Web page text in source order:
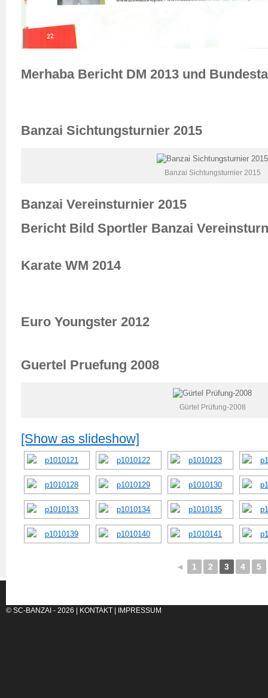
Merhaba Bericht DM 2013 und
Banzai Sichtungsturnier 2015
Banzai Sichtungsturnier 2015
Banzai Vereinsturnier 2015
Bericht Bild Sportler Banzai
Karate WM 2014
Euro Youngster 2012
Guertel Pruefung 2008
Gürtel Prüfung-2008
[Show as slideshow]
◄ 1 2 3 4 5
© SC-BANZAI - 2026 | KONTAKT IMPRESSUM